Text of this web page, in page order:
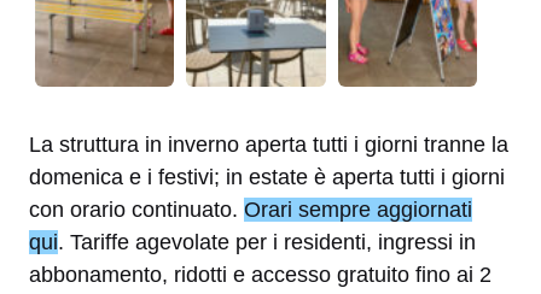
La struttura in inverno aperta tutti i giorni tranne la
domenica e i festivi; in estate è aperta tutti i giorni
con orario continuato. Orari sempre aggiornati
qui. Tariffe agevolate per i residenti, ingressi in
abbonamento, ridotti e accesso gratuito fino ai 2